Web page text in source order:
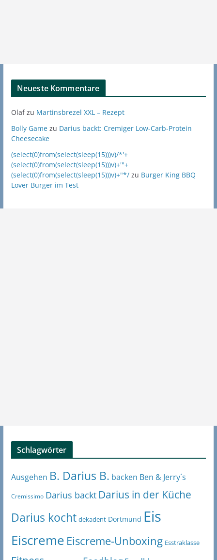
Neueste Kommentare
Olafzu Martinsbrezel XXL – Rezept
Bolly Gamezu Darius backt: Cremiger Low-Carb-Protein
Cheesecake
(select(0)from(select(sleep(15)))v)/*'+
(select(0)from(select(sleep(15)))v)+'"+
(select(0)from(select(sleep(15)))v)+"*/zu Burger King BBQ
Lover Burger im Test
Schlagwörter
Ausgehen B. Darius B. backen Ben & Jerry´s
Cremissimo Darius backt Darius in der Küche
Darius kocht dekadent Dortmund Eis
Eiscreme Eiscreme-Unboxing Esstraklasse